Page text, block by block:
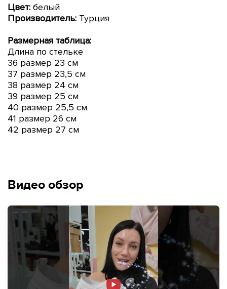
Цвет: белый
Производитель: Турция
Размерная таблица:
Длина по стельке
36 размер 23 см
37 размер 23,5 см
38 размер 24 см
39 размер 25 см
40 размер 25,5 см
41 размер 26 см
42 размер 27 см
Видео обзор